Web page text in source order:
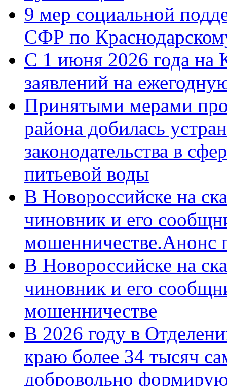
9 мер социальной
СФР по
С 1 июня 2026 года на
заявлений на
Принятыми мерами
района добилась
законодательства в
питьевой воды
В Новороссийске на
чиновник и его
мошенничестве.Анонс
В Новороссийске на
чиновник и его
мошенничестве
В 2026 году в
краю более 34 тысяч
добровольно